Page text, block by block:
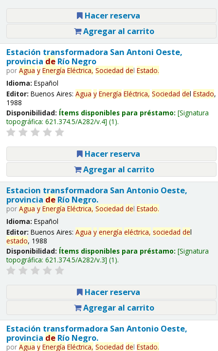
Hacer reserva
Agregar al carrito
Estación transformadora San Antoni Oeste,
provincia deRío Negro
por Agua y Energía Eléctrica, Sociedad del Estado.
Idioma: Español
Editor: Buenos Aires: Agua y Energía Eléctrica, Sociedad del Estado,
1988
Disponibilidad: Ítems disponibles para préstamo: Signatura
topográfica: 621.374.5/A282/v.4 (1).
Hacer reserva
Agregar al carrito
Estacion transformadora San Antonio Oeste,
provincia deRío Negro.
por Agua y Energía Eléctrica, Sociedad del Estado.
Idioma: Español
Editor: Buenos Aires: Agua y energía eléctrica, sociedad del
estado, 1988
Disponibilidad: Ítems disponibles para préstamo: Signatura
topográfica: 621.374.5/A282/v.3 (1).
Hacer reserva
Agregar al carrito
Estación transformadora San Antonio Oeste,
provincia deRío Negro.
por Agua y Energía Eléctrica, Sociedad del Estado.